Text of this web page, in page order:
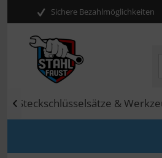
Sichere Bezahlmöglichkeiten
Steckschlüsselsätze &
